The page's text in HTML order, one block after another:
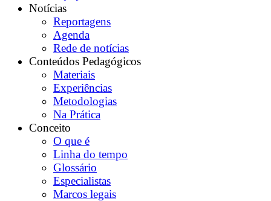
Notícias
Reportagens
Agenda
Rede de notícias
Conteúdos Pedagógicos
Materiais
Experiências
Metodologias
Na Prática
Conceito
O que é
Linha do tempo
Glossário
Especialistas
Marcos legais